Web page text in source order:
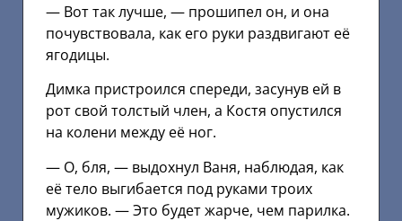
— Вот так лучше, — прошипел он, и она
почувствовала, как его руки раздвигают её
ягодицы.
Димка пристроился спереди, засунув ей в
рот свой толстый член, а Костя опустился
на колени между её ног.
— О, бля, — выдохнул Ваня, наблюдая, как
её тело выгибается под руками троих
мужиков. — Это будет жарче, чем парилка.